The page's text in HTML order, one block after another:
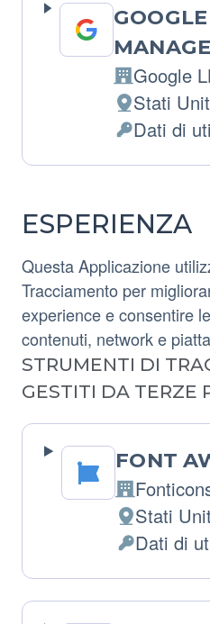
Azienda:
Google
Luogo
del
trattamento:
Stati
Dati
Personali
Dati di
ESPERIENZA
Questa Applicazione
Tracciamento per
experience e consentire
contenuti, network e
STRUMENTI DI
GESTITI DA TERZE
FONT
Azienda:
Luogo
del
Stati
Dati
Personali
trattati:
Dati di